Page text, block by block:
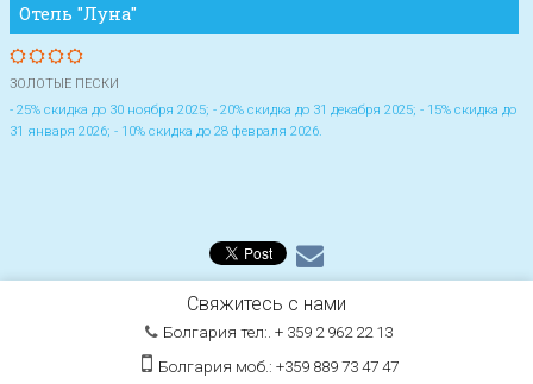
Отель "Луна"
ЗОЛОТЫЕ ПЕСКИ
- 25% скидка до 30 ноября 2025; - 20% скидка до 31 декабря 2025; - 15% скидка до
31 января 2026; - 10% скидка до 28 февраля 2026.
Свяжитесь с нами
Болгария тел:. + 359 2 962 22 13
Болгария моб.: +359 889 73 47 47